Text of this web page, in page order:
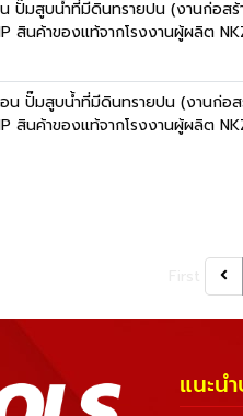
ปั๊มสูบน้ำที่มีดินทรายปน (งานก่อส
สินค้าของแท้จากโรงงานผู้ผลิต
น ปั๊มสูบน้ำที่มีดินทรายปน (งานก่อ
สินค้าของแท้จากโรงงานผู้ผลิต
แนะน